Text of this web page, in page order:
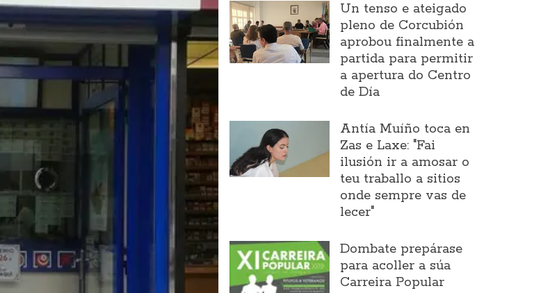
Un tenso e ateigado
pleno de Corcubión
aprobou finalmente a
partida para permitir
a apertura do Centro
de Día
Antía Muíño toca en
Zas e Laxe: "Fai
ilusión ir a amosar o
teu traballo a sitios
onde sempre vas de
lecer"
Dombate prepárase
para acoller a súa
Carreira Popular